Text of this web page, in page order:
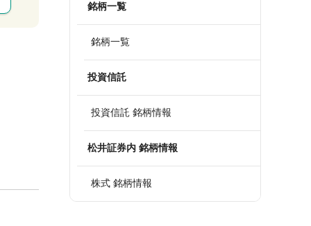
銘柄一覧
銘柄一覧
投資信託
投資信託 銘柄情報
松井証券内 銘柄情報
株式 銘柄情報